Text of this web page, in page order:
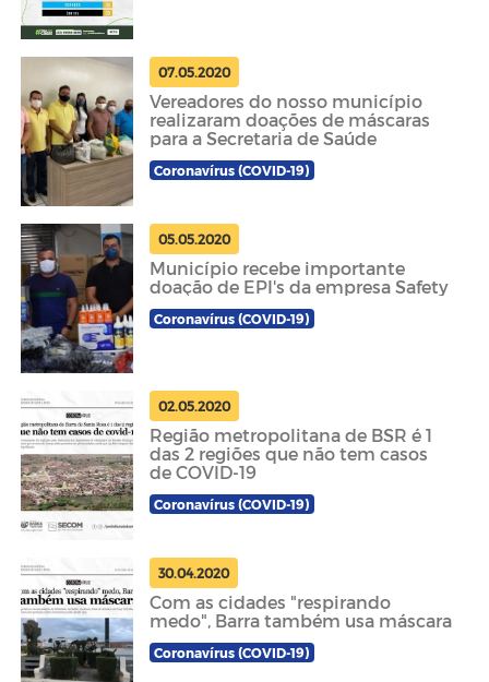
07.05.2020
Vereadores do nosso município
realizaram doações de máscaras
para a Secretaria de Saúde
Coronavírus (COVID-19)
05.05.2020
Município recebe importante
doação de EPI's da empresa Safety
Coronavírus (COVID-19)
02.05.2020
Região metropolitana de BSR é 1
das 2 regiões que não tem casos
de COVID-19
Coronavírus (COVID-19)
30.04.2020
Com as cidades "respirando
medo", Barra também usa máscara
Coronavírus (COVID-19)